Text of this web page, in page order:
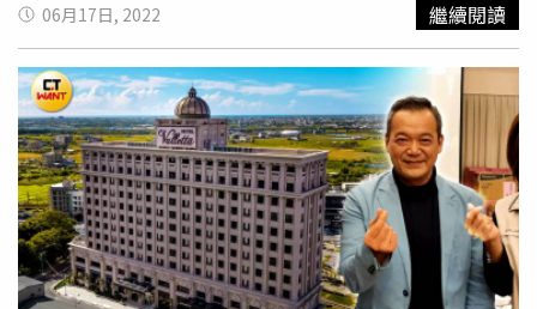
更具優勢。（圖／張文玠、林榮芳攝）陳得福2019年在媒
體上為仙妮蕾德作曝光宣傳時提及，「我做事業，看的是一
生，不是一夜！」陳得福既然願意投入逾6億元整裝，拚5年
打響新品牌，想必在故鄉台灣唯一的飯店據點，應該不會輕
易放棄，即便租約到期很可能另有其他布局。遠在美國的仙
妮蕾德全球執行總裁陳君華透過書面回應CTWANT，「集團
在台灣的酒店在面對疫情衝擊下，除了繼續堅持經營外，更
積極重新裝潢公共區域、客房以及會議空間，藉由這次的翻
新和更名，讓更多人知道這是一家全新的現代酒店。」瑞普
萊坊市場研究部總監黃舒衛表示，富邦人壽買下王朝酒店，
不論是交易價格或是售後回租的租金，都需要符合金管會要
民眾不可忽略升息產生的影響，宜謹慎調整進出場時機及策
略。黃舒衛表示，3月央行升息1碼，利率相比於去年同期、
史上超低1.349％，增幅已近兩成，逼高資金成本；再加上
土建融貸款成數下調、工料成本飆漲、限期開工禁令、內政
部打炒房虎視眈眈、地方政府開徵囤房稅，上述六隻黑天
鵝、灰犀牛環繞房市，使得原本最具防疫概念的土地市場，
開始重摔。瑞普萊坊統計，2022年截至6月15日為止，全台
土地市場交易額來到五年新低，至716.6億元，年減四成；
尤其升息後的成交量220.4億元，只剩去年同期642.4億的
1/3，為2017年以來新低。預期連續升息後，土地市場會更
06月17日, 2022 繼續閱讀